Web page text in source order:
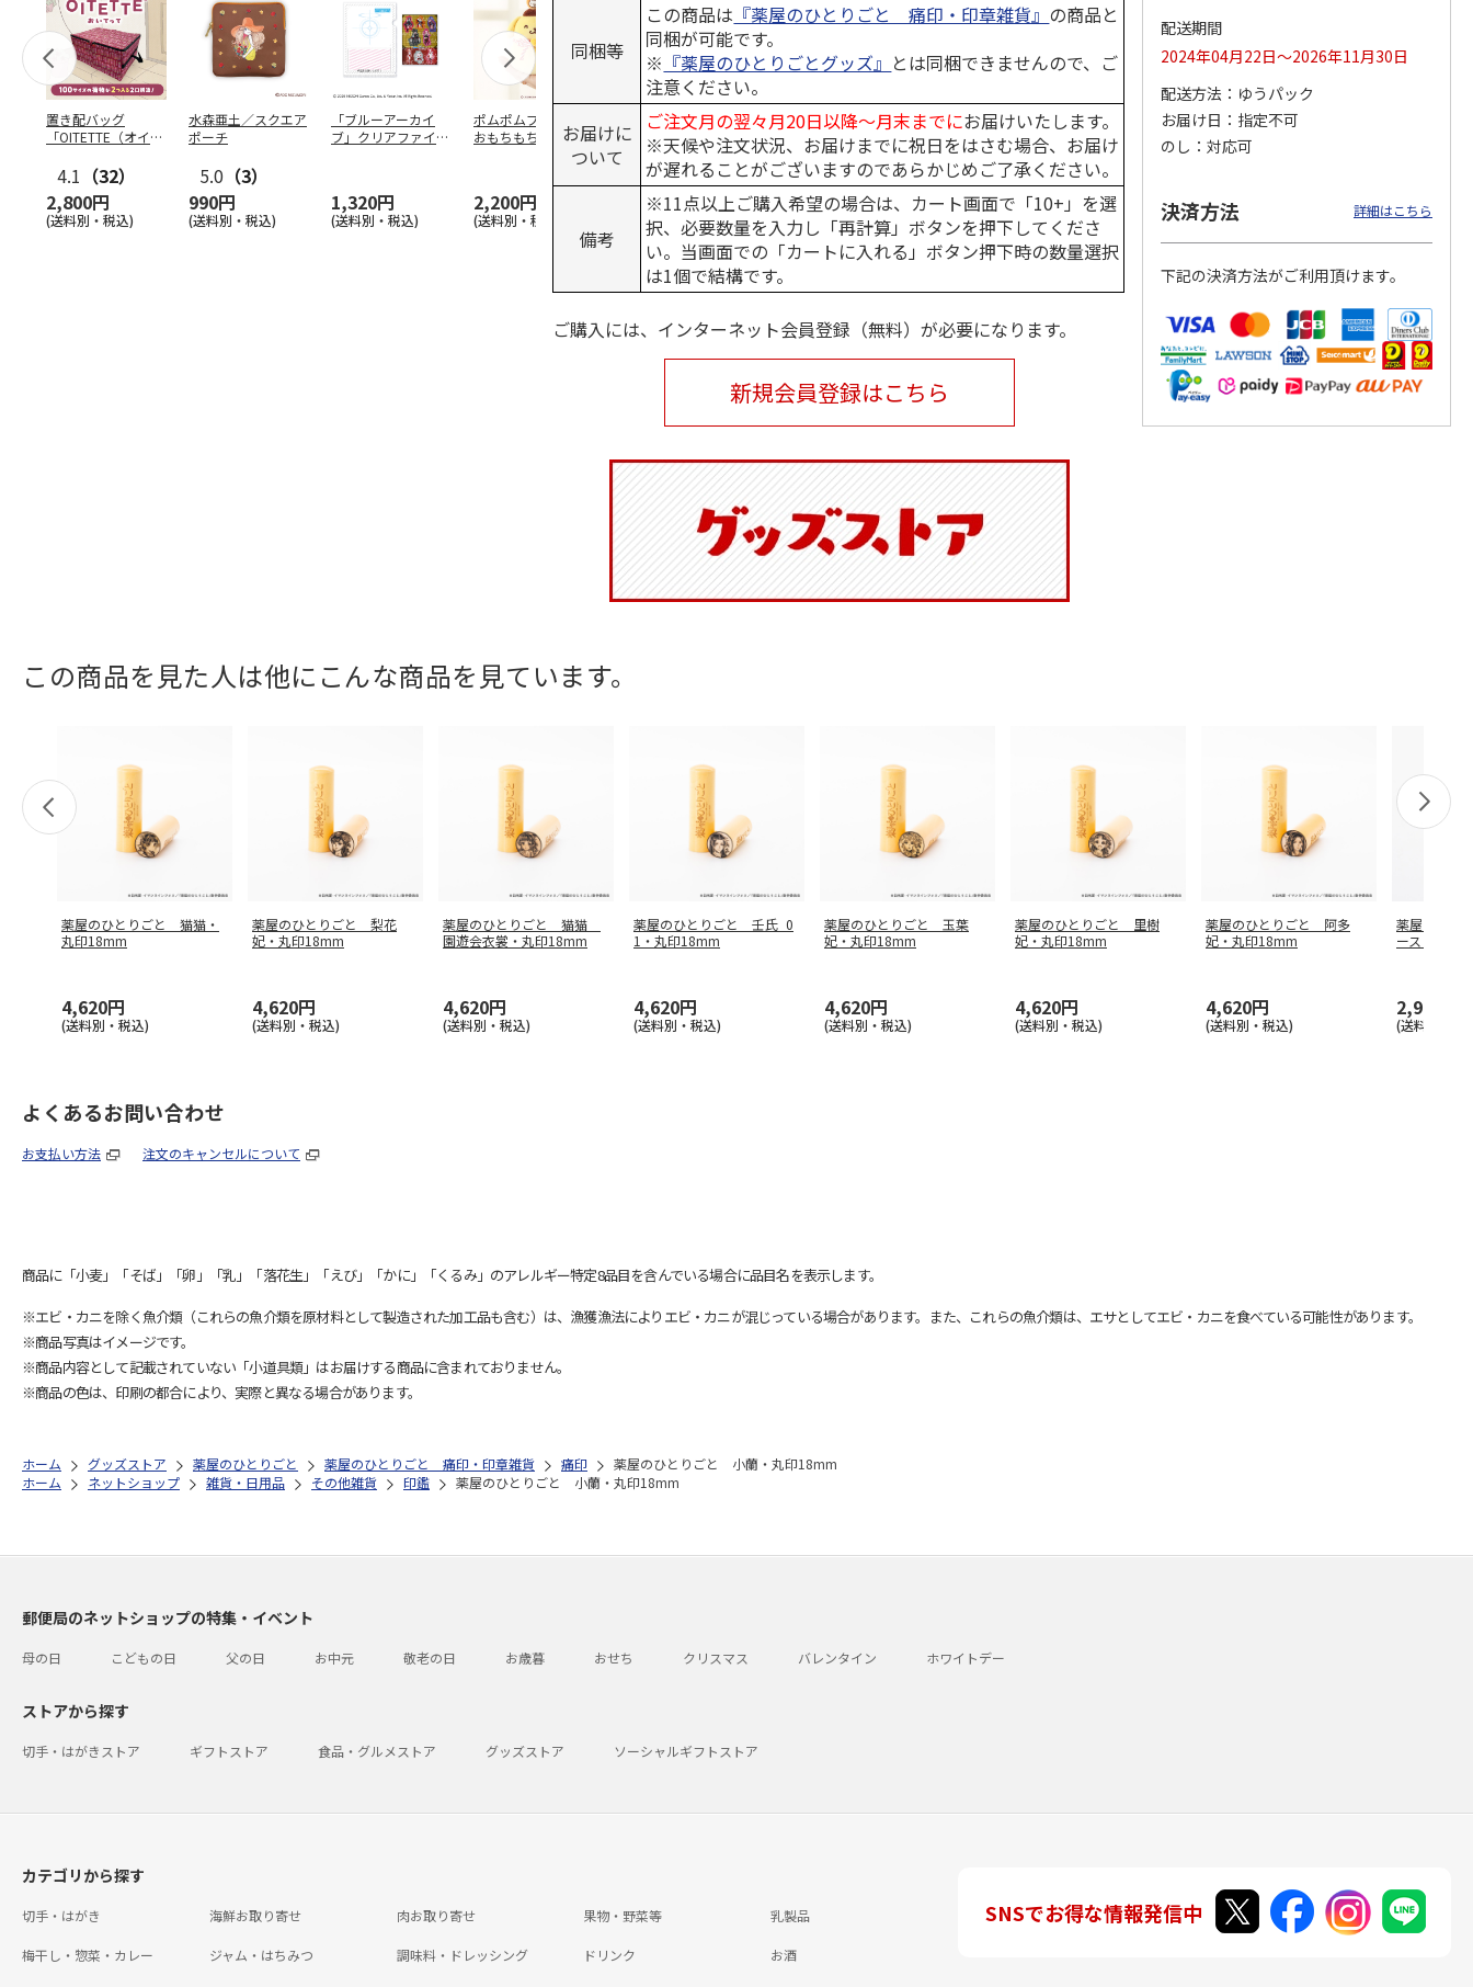
置き配バッグ
「OITETTE（オイテ
4.1 （32）
2,800円
(送料別・税込)
水森亜土／スクエア
ポーチ
5.0 （3）
990円
(送料別・税込)
「ブルーアーカイ
ブ」クリアファイル
1,320円
(送料別・税込)
ポムポムプリン30th
おもちもちもちマス
2,200円
(送料別・税込)
ポムポムプリン30th
おもちもちもちクッ
ション
4,950円
(送料別・税込)
水森亜土／ステッカ
ーセット
600円
(送料別・税込)
リラックマ／マルチ
ケース
5.0（6）
1,100円
(送料別・税込)
アニメ『ジョジョの
奇妙な冒険 黄金の
風』チョコラータと
セッ…
5.0（7）
1,969円
(送料別・税込)
ポムポムプリン30th
日付印 Lサイズ
4,950円
(送料別・税込)
605,000円
(送料・税込)
同梱等
この商品は 『薬屋のひとりごと 痛印・印章雑貨』 の商品と
同梱が可能です。
※ 『薬屋のひとりごとグッズ』 とは同梱できませんので、ご
注意ください。
お届けに
ついて
ご注文月の翌々月20日以降～月末までにお届けいたします。
※天候や注文状況、お届けまでに祝日をはさむ場合、お届け
が遅れることがございますのであらかじめご了承ください。
備考
※11点以上ご購入希望の場合は、カート画面で「10+」を選
択、必要数量を入力し「再計算」ボタンを押下してくださ
い。当画面での「カートに入れる」ボタン押下時の数量選択
は1個で結構です。
ご購入には、インターネット会員登録（無料）が必要になります。
新規会員登録はこちら
配送期間
2024年04月22日～2026年11月30日
配送方法
ゆうパック
お届け日
指定不可
のし
対応可
決済方法 詳細はこちら
下記の決済方法がご利用頂けます。
この商品を見た人は他にこんな商品を見ています。
薬屋のひとりごと 猫猫・
丸印18mm
4,620円
(送料別・税込)
薬屋のひとりごと 梨花
妃・丸印18mm
4,620円
(送料別・税込)
薬屋のひとりごと 猫猫
園遊会衣裳・丸印18mm
4,620円
(送料別・税込)
薬屋のひとりごと 壬氏_0
1・丸印18mm
4,620円
(送料別・税込)
薬屋のひとりごと 玉葉
妃・丸印18mm
4,620円
(送料別・税込)
薬屋のひとりごと 里樹
妃・丸印18mm
4,620円
(送料別・税込)
薬屋のひとりごと 阿多
妃・丸印18mm
4,620円
(送料別・税込)
薬屋のひと
ース・翠
2,970円
(送料別・税
よくあるお問い合わせ
お支払い方法 注文のキャンセルについて
商品に「小麦」「そば」「卵」「乳」「落花生」「えび」「かに」「くるみ」のアレルギー特定8品目を含んでいる場合に品目名を表示します。
※エビ・カニを除く魚介類（これらの魚介類を原材料として製造された加工品も含む）は、漁獲漁法によりエビ・カニが混じっている場合があります。また、これらの魚介類は、エサとしてエビ・カニを食べている可能性があります。
※商品写真はイメージです。
※商品内容として記載されていない「小道具類」はお届けする商品に含まれておりません。
※商品の色は、印刷の都合により、実際と異なる場合があります。
ホーム グッズストア 薬屋のひとりごと 薬屋のひとりごと 痛印・印章雑貨 痛印
薬屋のひとりごと 小蘭・丸印18mm
ホーム
ネットショップ 雑貨・日用品 その他雑貨 印鑑 薬屋のひとりごと 小蘭・丸印18mm
郵便局のネットショップの特集・イベント
母の日 こどもの日 父の日 お中元 敬老の日 お歳暮 おせち クリスマス バレンタイン ホワイトデー
ストアから探す
切手・はがきストア ギフトストア 食品・グルメストア グッズストア ソーシャルギフトストア
カテゴリから探す
切手・はがき 海鮮お取り寄せ 肉お取り寄せ 果物・野菜等 乳製品
梅干し・惣菜・カレー ジャム・はちみつ 調味料・ドレッシング ドリンク お酒
SNSでお得な情報発信中